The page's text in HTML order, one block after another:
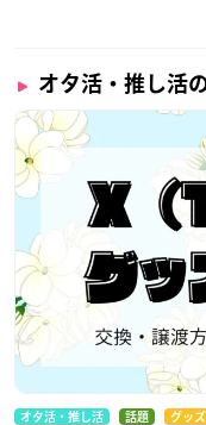
オタ活・推し活
オタ活・推し活 話題 グッズ